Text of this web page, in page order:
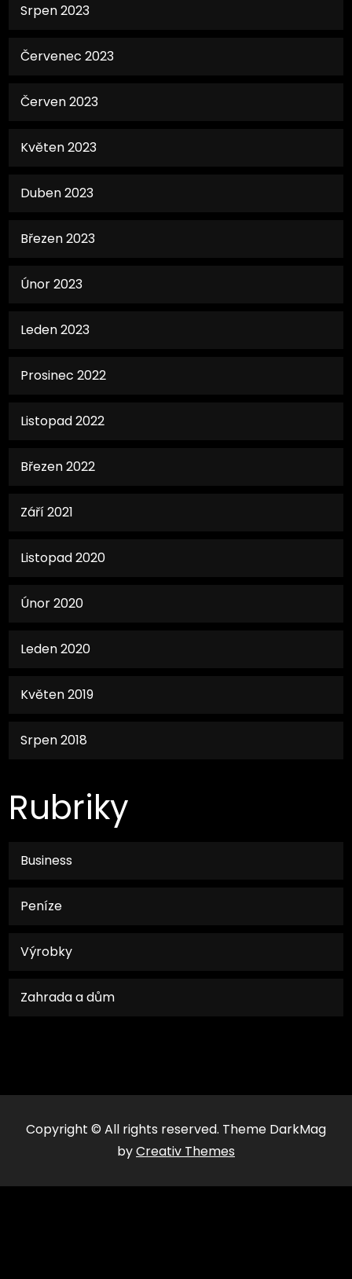
Srpen 2023
Červenec 2023
Červen 2023
Květen 2023
Duben 2023
Březen 2023
Únor 2023
Leden 2023
Prosinec 2022
Listopad 2022
Březen 2022
Září 2021
Listopad 2020
Únor 2020
Leden 2020
Květen 2019
Srpen 2018
Rubriky
Business
Peníze
Výrobky
Zahrada a dům
Copyright © All rights reserved. Theme DarkMag
byCreativ Themes